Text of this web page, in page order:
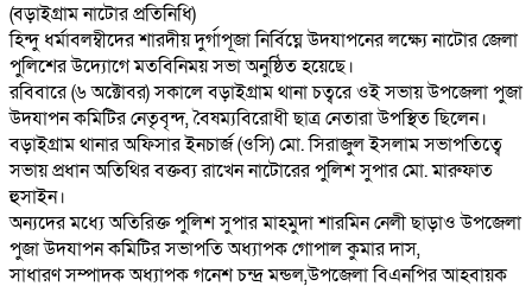
(বড়াইগ্রাম নাটোর প্রতিনিধি)
হিন্দু ধর্মাবলম্বীদের শারদীয় দুর্গাপূজা নির্বিঘ্নে উদযাপনের লক্ষ্যে নাটোর জেলা
পুলিশের উদ্যোগে মতবিনিময় সভা অনুষ্ঠিত হয়েছে।
রবিবারে (৬ অক্টোবর) সকালে বড়াইগ্রাম থানা চত্বরে ওই সভায় উপজেলা পুজা
উদযাপন কমিটির নেতৃবৃন্দ, বৈষম্যবিরোধী ছাত্র নেতারা উপস্থিত ছিলেন।
বড়াইগ্রাম থানার অফিসার ইনচার্জ (ওসি) মো. সিরাজুল ইসলাম সভাপতিত্বে
সভায় প্রধান অতিথির বক্তব্য রাখেন নাটোরের পুলিশ সুপার মো. মারুফাত
হুসাইন।
অন্যদের মধ্যে অতিরিক্ত পুলিশ সুপার মাহমুদা শারমিন নেলী ছাড়াও উপজেলা
পুজা উদযাপন কমিটির সভাপতি অধ্যাপক গোপাল কুমার দাস,
সাধারণ সম্পাদক অধ্যাপক গনেশ চন্দ্র মন্ডল,উপজেলা বিএনপির আহবায়ক